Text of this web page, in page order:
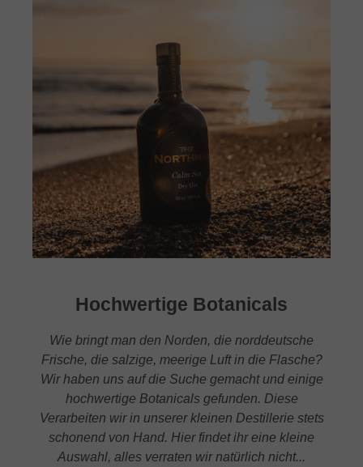
Hochwertige Botanicals
Wie bringt man den Norden, die norddeutsche
Frische, die salzige, meerige Luft in die Flasche?
Wir haben uns auf die Suche gemacht und einige
hochwertige Botanicals gefunden. Diese
Verarbeiten wir in unserer kleinen Destillerie stets
schonend von Hand. Hier findet ihr eine kleine
Auswahl, alles verraten wir natürlich nicht...